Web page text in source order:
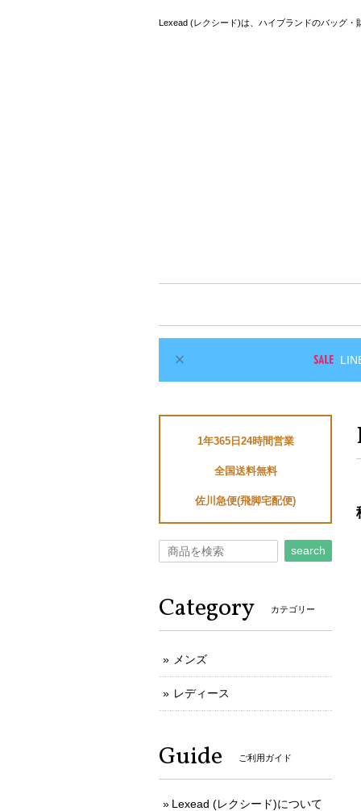
Lexead (レクシード)は、ハイブランドのバッグ
1年365日24時間営業
全国送料無料
佐川急便(飛脚宅配便)
search
Category カテゴリー
メンズ
レディース
Guide ご利用ガイド
Lexead (レクシード)について